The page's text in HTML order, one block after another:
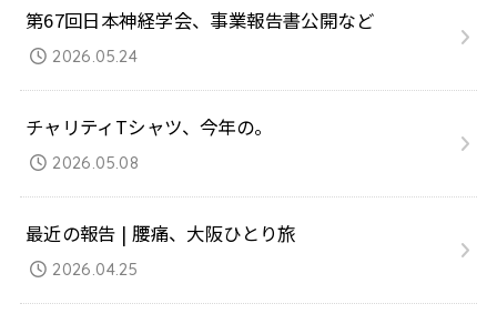
第67回日本神経学会、事業報告書公開など
2026.05.24
チャリティTシャツ、今年の。
2026.05.08
最近の報告 | 腰痛、大阪ひとり旅
2026.04.25